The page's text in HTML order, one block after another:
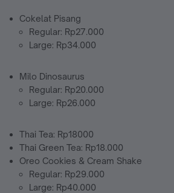
Cokelat Pisang
Regular: Rp27.000
Large: Rp34.000
Milo Dinosaurus
Regular: Rp20.000
Large: Rp26.000
Thai Tea: Rp18000
Thai Green Tea: Rp18.000
Oreo Cookies & Cream Shake
Regular: Rp29.000
Large: Rp40.000